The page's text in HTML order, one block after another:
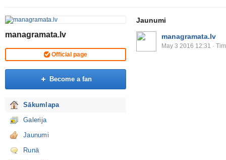
managramata.lv
Official page
Become a fan
Sākumlapa
Galerija
Jaunumi
Runā
Jaunumi
managramata.lv
May 3 2016 12:31 ·